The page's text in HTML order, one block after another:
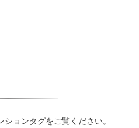
ョンタグをご覧ください。